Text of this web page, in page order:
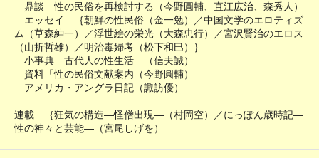
鼎談 性の民俗を再検討する（今野圓輔、直江広治、森秀人）
エッセイ ｛朝鮮の性民俗（金一勉）／中国文学のエロティズ
ム（草森紳一）／浮世絵の栄光（大森忠行）／宮沢賢治のエロス
（山折哲雄）／明治毒婦考（松下和巳）｝
小事典 古代人の性生活 （信夫誠）
資料「性の民俗文献案内（今野圓輔）
アメリカ・アングラ日記（諏訪優）
連載 ｛狂気の構造―怪僧出現―（村岡空）／にっぽん歳時記―
性の神々と芸能―（宮尾しげを）